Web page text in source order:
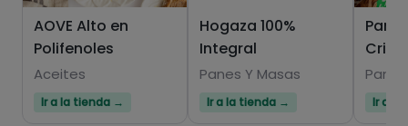
AOVE Alto en
Polifenoles
Aceites
Ir a la tienda →
Hogaza 100%
Integral
Panes Y Masas
Ir a la tienda →
Pan
Ir a